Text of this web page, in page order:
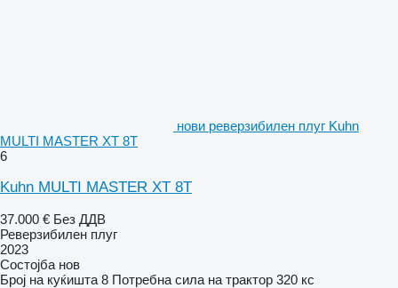
нови реверзибилен плуг Kuhn
MULTI MASTER XT 8T
6
Kuhn MULTI MASTER XT 8T
37.000 € Без ДДВ
Реверзибилен плуг
2023
Состојба нов
Број на куќишта 8 Потребна сила на трактор 320 кс